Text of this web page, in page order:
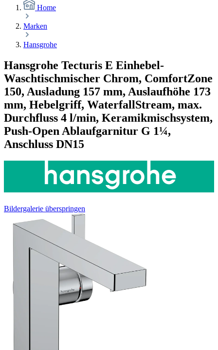
Home
Marken
Hansgrohe
Hansgrohe Tecturis E Einhebel-
Waschtischmischer Chrom, ComfortZone
150, Ausladung 157 mm, Auslaufhöhe 173
mm, Hebelgriff, WaterfallStream, max.
Durchfluss 4 l/min, Keramikmischsystem,
Push-Open Ablaufgarnitur G 1¼,
Anschluss DN15
Bildergalerie überspringen